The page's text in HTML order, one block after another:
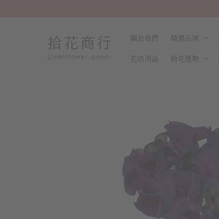
關於我們 精選品牌
花店用品 拾花選物